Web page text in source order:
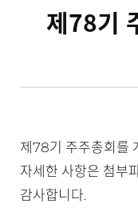
공시정보
제78기
제78기 주주총회를
자세한 사항은 첨부
감사합니다.